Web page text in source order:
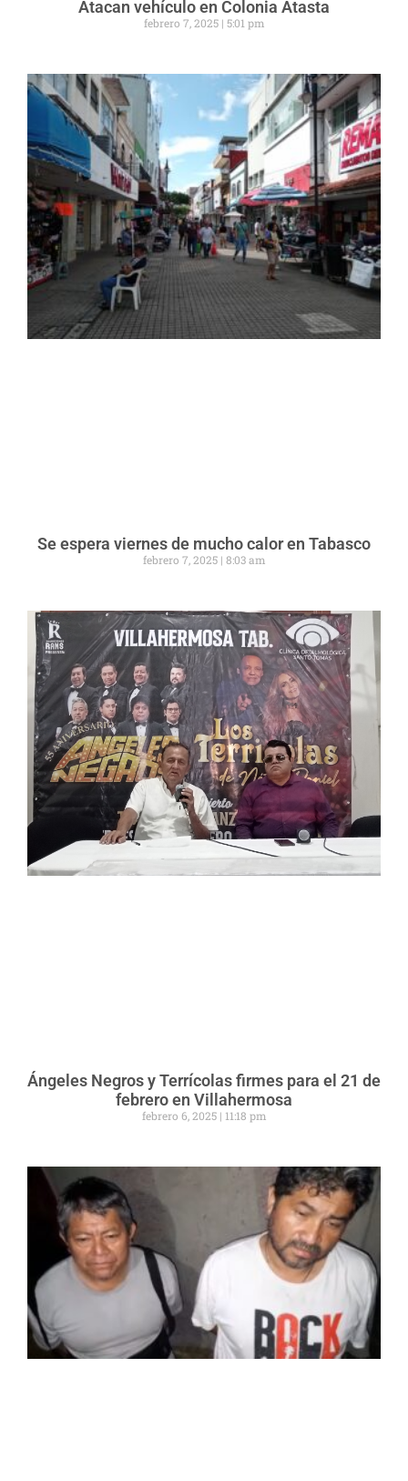
Atacan vehículo en Colonia Atasta
febrero 7, 2025 5:01 pm
Se espera viernes de mucho calor en Tabasco
febrero 7, 2025 8:03 am
Ángeles Negros y Terrícolas firmes para el 21 de
febrero en Villahermosa
febrero 6, 2025 11:18 pm